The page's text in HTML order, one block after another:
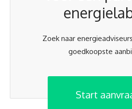
Zoek naar
goedkoopste
Start